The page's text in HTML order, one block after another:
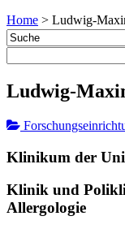
Home > Ludwig-
Ludwig-
Klinikum der
Klinik und
Allergologie